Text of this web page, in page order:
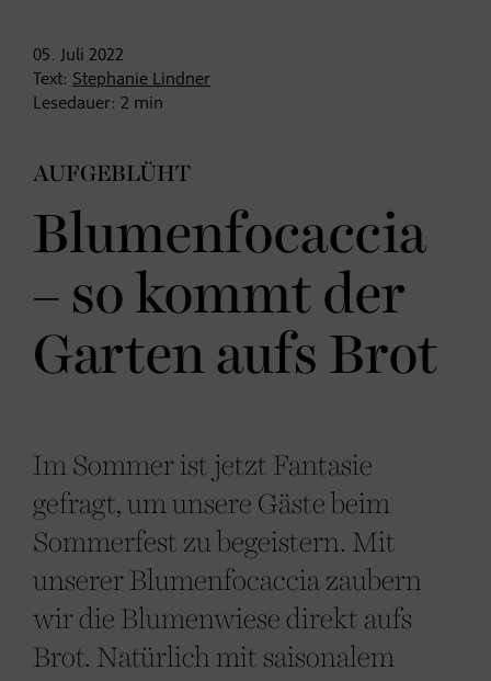
05. Juli 2022
Text: Stephanie Lindner
Lesedauer: 2 min
AUFGEBLÜHT
Blumenfocaccia
– so kommt der
Garten aufs Brot
Im Sommer ist jetzt Fantasie
gefragt, um unsere Gäste beim
Sommerfest zu begeistern. Mit
unserer Blumenfocaccia zaubern
wir die Blumenwiese direkt aufs
Brot. Natürlich mit saisonalem